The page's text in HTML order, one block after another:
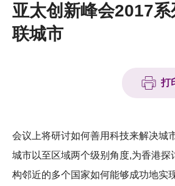
新闻中心
亚太创新峰会2017系
联城市
打
会议上将研讨如何善用科技来解决城
城市以至区域两个级别角度,为香港探
构邻近的多个国家如何能够成功地实